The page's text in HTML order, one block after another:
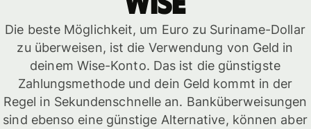
Die beste Möglichkeit, um Euro zu Suriname-Dollar
zu überweisen, ist die Verwendung von Geld in
deinem Wise-Konto. Das ist die günstigste
Zahlungsmethode und dein Geld kommt in der
Regel in Sekundenschnelle an. Banküberweisungen
sind ebenso eine günstige Alternative, können aber